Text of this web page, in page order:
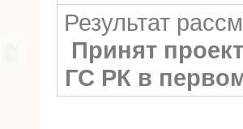
Результат
Принят
ГС РК в